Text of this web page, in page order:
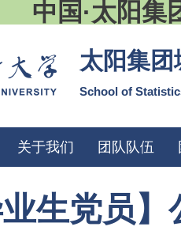
中国·太阳集
太阳集团
School of
关于我们 团队队伍
业生党员